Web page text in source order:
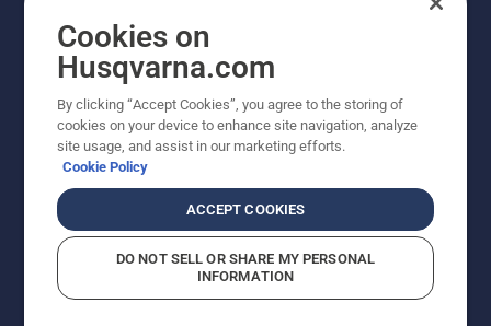
Prijavite se na naš bilten ovde.
Cookies on
Husqvarna.com
By clicking “Accept Cookies”, you agree to the storing of
cookies on your device to enhance site navigation, analyze
site usage, and assist in our marketing efforts.
Cookie Policy
ACCEPT COOKIES
DO NOT SELL OR SHARE MY PERSONAL
INFORMATION